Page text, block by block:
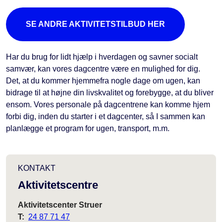
SE ANDRE AKTIVITETSTILBUD HER
Har du brug for lidt hjælp i hverdagen og savner socialt
samvær, kan vores dagcentre være en mulighed for dig.
Det, at du kommer hjemmefra nogle dage om ugen, kan
bidrage til at højne din livskvalitet og forebygge, at du bliver
ensom. Vores personale på dagcentrene kan komme hjem
forbi dig, inden du starter i et dagcenter, så I sammen kan
planlægge et program for ugen, transport, m.m.
KONTAKT
Aktivitetscentre
Aktivitetscenter Struer
T: 24 87 71 47